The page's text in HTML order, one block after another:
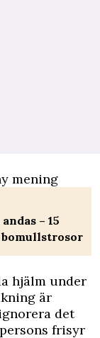
mening
– 15
bomullstrosor
hjälm under
är
det
frisyr